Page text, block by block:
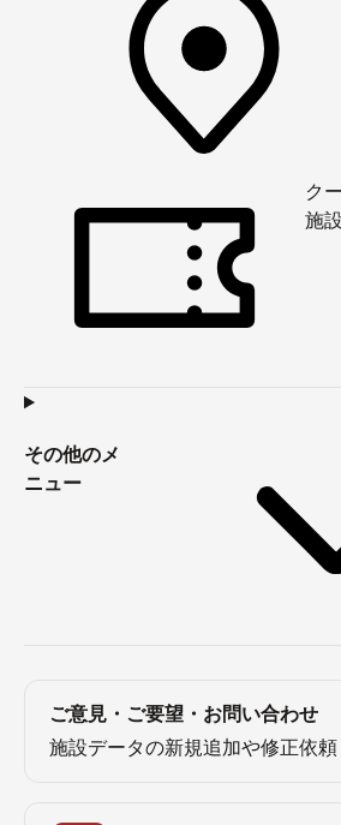
ク
施
その他のメ
ニュー
ご意見・ご要望・お問い合わせ
施設データの新規追加や修正依